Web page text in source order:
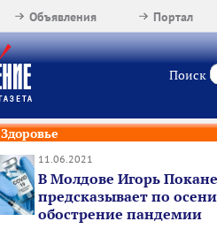
Портал
Объявления
Поиск
Здоровье
11.06.2021
В Молдове Игорь
предсказывает по осени
обострение пандемии